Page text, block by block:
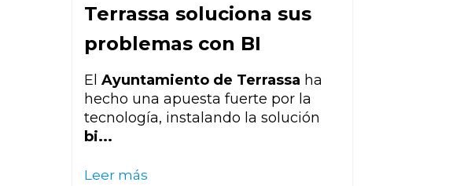
Terrassa soluciona sus
problemas con BI
El Ayuntamiento de Terrassa ha
hecho una apuesta fuerte por la
tecnología, instalando la solución
bi...
Leer más